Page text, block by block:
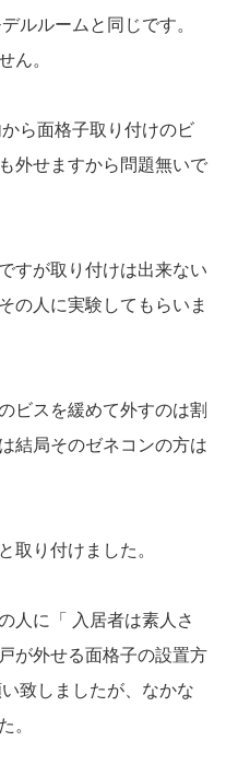
ルルームと同じです。
ん。
ら面格子取り付けのビ
外せますから問題無いで
すが取り付けは出来ない
の人に実験してもらいま
ビスを緩めて外すのは割
結局そのゼネコンの方は
取り付けました。
人に「 入居者は素人さ
が外せる面格子の設置方
致しましたが、なかな
。